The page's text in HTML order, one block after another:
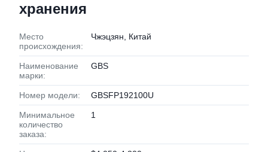
хранения
Место
происхождения:
Чжэцзян, Китай
Наименование
марки:
GBS
Номер модели: GBSFP192100U
Минимальное
количество
заказа:
1